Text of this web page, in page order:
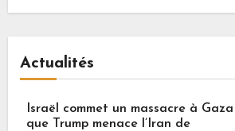
Actualités
Israël commet un massacre à
que Trump menace l’Iran de